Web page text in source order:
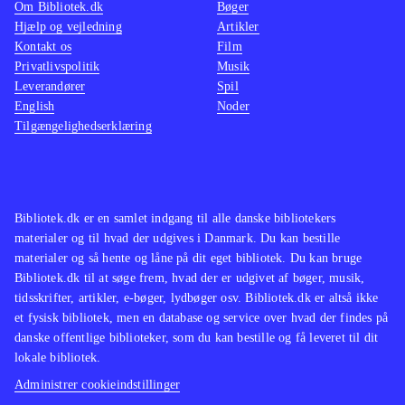
Bibliotek.dk er en samlet indgang til alle danske bibliotekers
materialer og til hvad der udgives i Danmark. Du kan bestille
materialer og så hente og låne på dit eget bibliotek. Du kan bruge
Bibliotek.dk til at søge frem, hvad der er udgivet af bøger, musik,
tidsskrifter, artikler, e-bøger, lydbøger osv. Bibliotek.dk er altså ikke
et fysisk bibliotek, men en database og service over hvad der findes på
danske offentlige biblioteker, som du kan bestille og få leveret til dit
lokale bibliotek.
Administrer cookieindstillinger
Om Bibliotek.dk
Hjælp og vejledning
Kontakt os
Privatlivspolitik
Leverandører
English
Tilgængelighedserklæring
Bøger
Artikler
Film
Musik
Spil
Noder